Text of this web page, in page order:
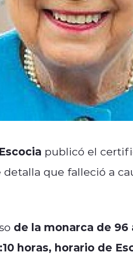
publicó el
detalla que falleció a
de la monarca de 96
horas, horario de